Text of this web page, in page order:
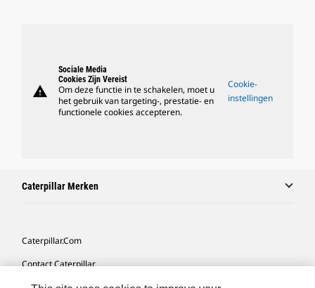
warning
Sociale Media
Cookies Zijn Vereist
Om deze functie in te schakelen, moet u
het gebruik van targeting-, prestatie- en
functionele cookies accepteren.
Cookie-
instellingen
Caterpillar Merken
Caterpillar.com
Contact Caterpillar